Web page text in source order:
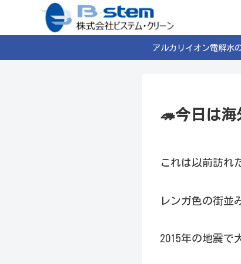
アルカリイオン電解水
🦔今日は
これは以前訪れ
レンガ色の街並
2015年の地震で